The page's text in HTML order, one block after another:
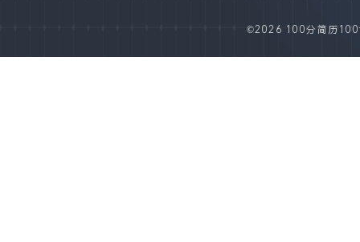
©2026 100分简历